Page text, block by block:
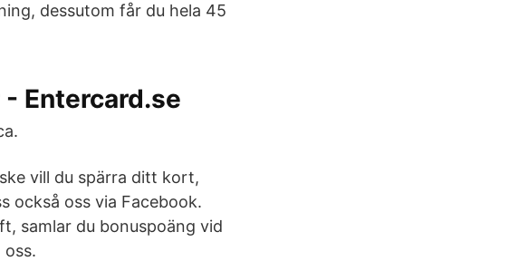
dessutom får du hela 45
Entercard.se
vill du spärra ditt kort,
också oss via Facebook.
samlar du bonuspoäng vid
oss.